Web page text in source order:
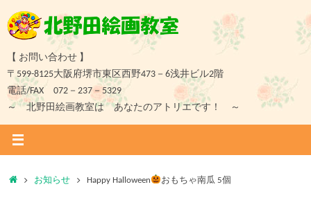
ン
ツ
へ
キ
プ
【 お問い合わせ 】
〒599-8125大阪府堺市東区西野473－6浅井ビル2階
電話/FAX 072－237－5329
～ 北野田絵画教室は あなたのアトリエです！ ～
ホ
お知らせ Happy Halloween おもちゃ南瓜 5個